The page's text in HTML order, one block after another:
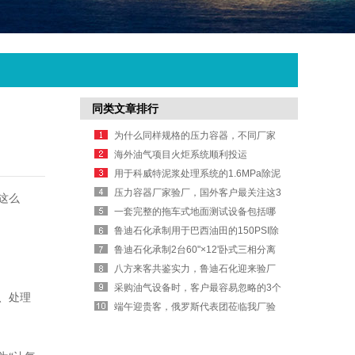
么
处理
同类文章排行
为什么同样规格的压力容器，不同厂家
报价差异很大？
海外油气项目火炬系统顺利投运
用于科威特泥浆处理系统的1.6MPa除泥
器容器
压力容器厂家验厂，国外客户最关注这3
个细节
一套完整的拖车式地面测试设备包括哪
些模块？
鲁迪石化承制用于巴西油田的150PSI除
泥器容器
鲁迪石化承制2台60"×12'卧式三相分离
器
八方来客共鉴实力，鲁迪石化迎来验厂
考察热潮
采购油气设备时，客户最容易忽略的3个
成本
端午迎贵客，俄罗斯代表团莅临我厂验